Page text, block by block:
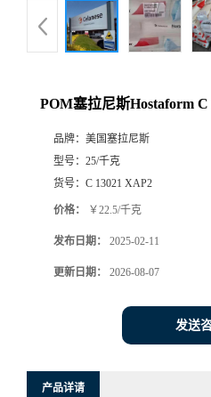
POM塞拉尼斯Hostaform
品牌： 美国塞拉尼斯
型号： 25/千克
货号： C 13021 XAP2
价格： ￥22.5/千克
发布日期： 2025-02-11
更新日期： 2026-08-07
发送
产品详请